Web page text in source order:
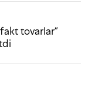
tovarlar”